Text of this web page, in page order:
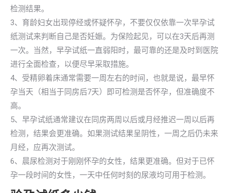
检测结果。
3、育龄妇女出现停经或怀疑怀孕，不要仅仅依靠一次早孕试
纸测试来判断自己是否妊娠。为保险起见，可以在3天后再测
一次。当然，早孕试纸一直弱阳时，最可靠的还是及时到医院
进行全面检查，以便尽早采取措施。
4、受精卵着床通常需要一周左右的时间，也就是说，最早怀
孕当天（相当于同房后7天）即可检测是否怀孕，但准确度不
高。
5、早孕试纸通常建议在同房两周以后或月经推迟一周以后再
检测，结果会更准确。如果测试结果呈阴性，一周之后仍未来
月经，应再次测试。
6、晨尿检测对于刚刚怀孕的女性，结果更准确。但对于已怀
孕一段时间的女性，一天中任何时刻的尿液均可用于检测。